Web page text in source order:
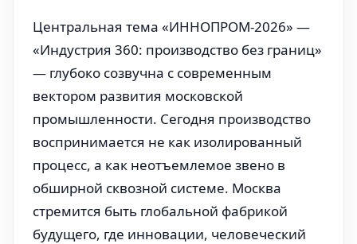
Центральная тема «ИННОПРОМ-2026» —
«Индустрия 360: производство без границ»
— глубоко созвучна с современным
вектором развития московской
промышленности. Сегодня производство
воспринимается не как изолированный
процесс, а как неотъемлемое звено в
обширной сквозной системе. Москва
стремится быть глобальной фабрикой
будущего, где инновации, человеческий